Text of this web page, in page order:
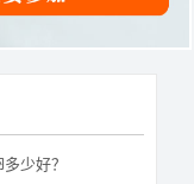
少好？